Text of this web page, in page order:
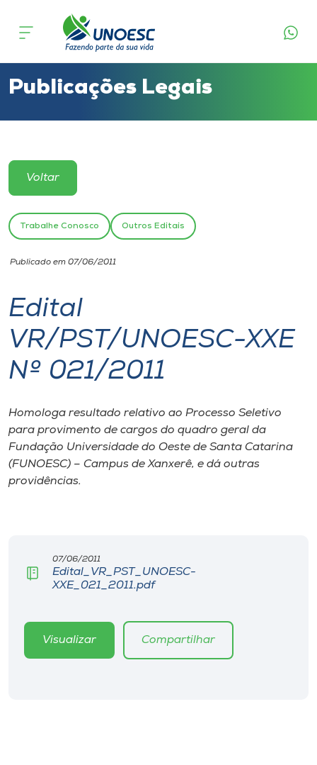
Cursos
Atendimento ao Estudante
Portal de Ensino
Unoesc
Internacionalização
I.nova
Cultura
CPA
Editora
Museu
Publicações Legais
Voltar
Trabalhe Conosco Outros Editais
Publicado em 07/06/2011
Edital
VR/PST/UNOESC-XXE
Nº 021/2011
Homologa resultado relativo ao Processo Seletivo
para provimento de cargos do quadro geral da
Fundação Universidade do Oeste de Santa Catarina
(FUNOESC) – Campus de Xanxerê, e dá outras
providências.
07/06/2011
Edital_VR_PST_UNOESC-
XXE_021_2011.pdf
Visualizar Compartilhar